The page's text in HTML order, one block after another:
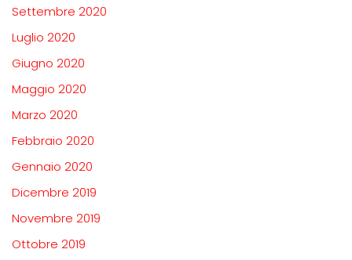
Settembre 2020
Luglio 2020
Giugno 2020
Maggio 2020
Marzo 2020
Febbraio 2020
Gennaio 2020
Dicembre 2019
Novembre 2019
Ottobre 2019